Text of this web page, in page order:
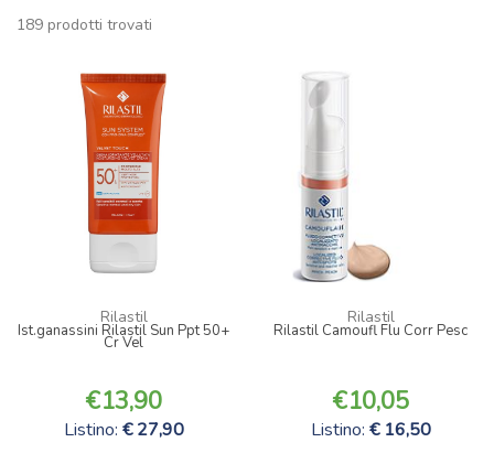
189 prodotti trovati
Rilastil
Ist.ganassini Rilastil Sun Ppt 50+
Cr Vel
13,90
Listino: 27,90
Rilastil
Rilastil Camoufl Flu Corr Pesc
10,05
Listino: 16,50